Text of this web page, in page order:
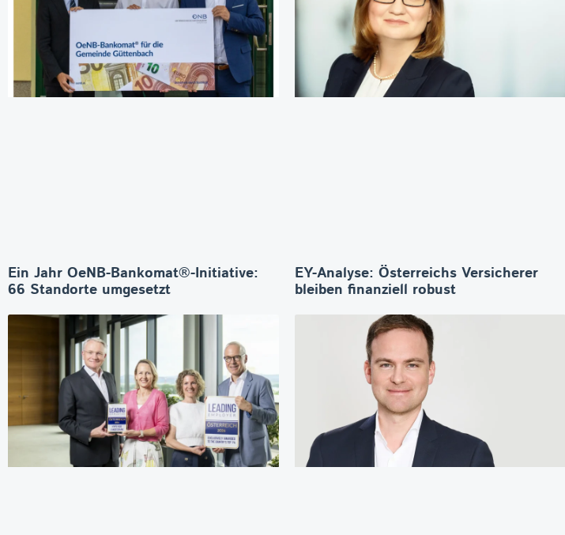
Ein Jahr OeNB-Bankomat®-Initiative:
66 Standorte umgesetzt
EY-Analyse: Österreichs Versicherer
bleiben finanziell robust